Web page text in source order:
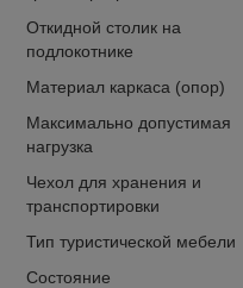
Откидной столик на
подлокотнике
Материал каркаса (опор)
Максимально допустимая
нагрузка
Чехол для хранения и
транспортировки
Тип туристической мебели
Состояние